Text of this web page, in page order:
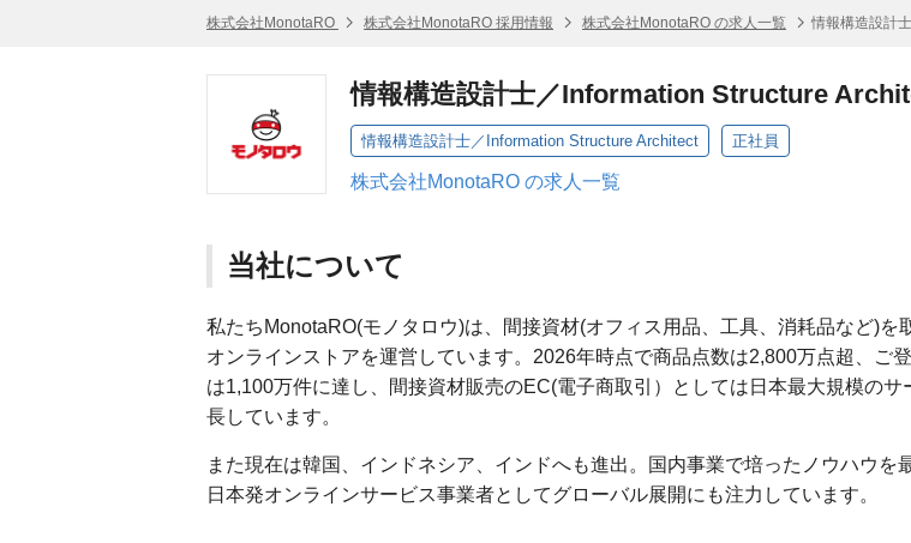
株式会社MonotaRO 株式会社MonotaRO 採用情報 株式会社MonotaRO の求人一覧 情報構造設計
情報構造設計士／Information Structure
情報構造設計士／Information Structure Architect 正社員
株式会社MonotaRO の求人一覧
当社について
私たちMonotaRO(モノタロウ)は、間接資材(オフィス用品、工具、消耗品など)を
オンラインストアを運営しています。2026年時点で商品点数は2,800万点超、ご
は1,100万件に達し、間接資材販売のEC(電子商取引）としては日本最大規模のサ
長しています。
また現在は韓国、インドネシア、インドへも進出。国内事業で培ったノウハウを
日本発オンラインサービス事業者としてグローバル展開にも注力しています。